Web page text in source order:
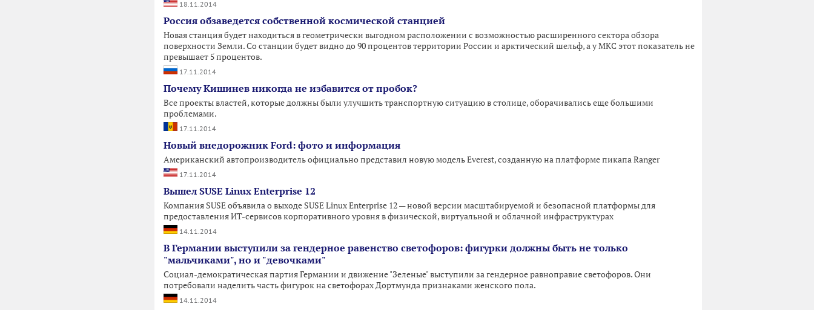
18.11.2014
Россия обзаведется собственной космической станцией
Новая станция будет находиться в геометрически выгодном расположении с возможностью расширенного сектора обзора
поверхности Земли. Со станции будет видно до 90 процентов территории России и арктический шельф, а у МКС этот показатель не
превышает 5 процентов.
17.11.2014
Почему Кишинев никогда не избавится от пробок?
Все проекты властей, которые должны были улучшить транспортную ситуацию в столице, оборачивались еще большими
проблемами.
17.11.2014
Новый внедорожник Ford: фото и информация
Американский автопроизводитель официально представил новую модель Everest, созданную на платформе пикапа Ranger
17.11.2014
Вышел SUSE Linux Enterprise 12
Компания SUSE объявила о выходе SUSE Linux Enterprise 12 — новой версии масштабируемой и безопасной платформы для
предоставления ИТ-сервисов корпоративного уровня в физической, виртуальной и облачной инфраструктурах
14.11.2014
В Германии выступили за гендерное равенство светофоров: фигурки должны быть не только
"мальчиками", но и "девочками"
Социал-демократическая партия Германии и движение "Зеленые" выступили за гендерное равноправие светофоров. Они
потребовали наделить часть фигурок на светофорах Дортмунда признаками женского пола.
14.11.2014